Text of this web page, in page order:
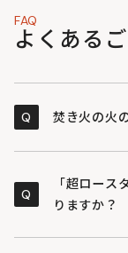
FAQ
よくある
Q 焚き火の火
座面生地に
・一般的な
Q
「超ロース
りますか？